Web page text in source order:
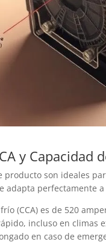
y Capacidad
producto son ideales
adapta perfectamente
(CCA) es de 520
incluso en climas
en caso de